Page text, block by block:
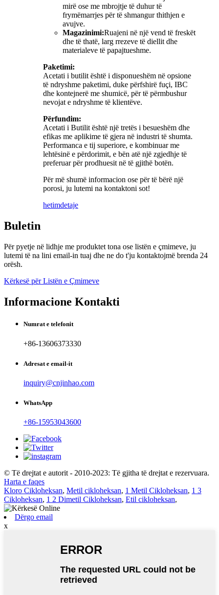
mirë ose me mbrojtje të duhur të
frymëmarrjes për të shmangur thithjen e
avujve.
Magazinimi:Ruajeni në një vend të freskët
dhe të thatë, larg rrezeve të diellit dhe
materialeve të papajtueshme.
Paketimi:
Acetati i butilit është i disponueshëm në opsione
të ndryshme paketimi, duke përfshirë fuçi, IBC
dhe kontejnerë me shumicë, për të përmbushur
nevojat e ndryshme të klientëve.
Përfundim:
Acetati i Butilit është një tretës i besueshëm dhe
efikas me aplikime të gjera në industri të shumta.
Performanca e tij superiore, e kombinuar me
lehtësinë e përdorimit, e bën atë një zgjedhje të
preferuar për prodhuesit në të gjithë botën.
Për më shumë informacion ose për të bërë një
porosi, ju lutemi na kontaktoni sot!
hetimdetaje
Buletin
Për pyetje në lidhje me produktet tona ose listën e çmimeve, ju
lutemi të na lini email-in tuaj dhe ne do t'ju kontaktojmë brenda 24
orësh.
Kërkesë për Listën e Çmimeve
Informacione Kontakti
Numrat e telefonit
+86-13606373330
Adresat e email-it
inquiry@cnjinhao.com
WhatsApp
+86-15953043600
© Të drejtat e autorit - 2010-2023: Të gjitha të drejtat e rezervuara.
Harta e faqes
Kloro Cikloheksan, Metil cikloheksan, 1 Metil Cikloheksan, 1 3
Cikloheksan, 1 2 Dimetil Cikloheksan, Etil cikloheksan,
Dërgo email
x